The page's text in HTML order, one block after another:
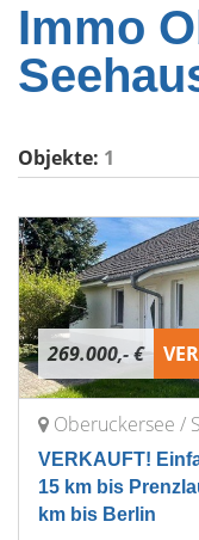
Immo
Objekte: 1
269.000,- €
Oberuckersee /
VERKAUFT!
15 km bis
km bis Berlin